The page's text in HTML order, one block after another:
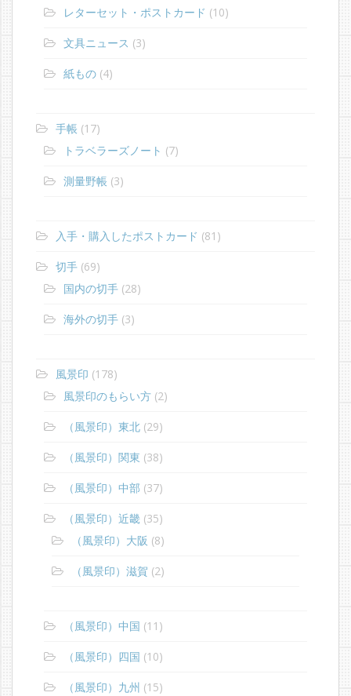
レターセット・ポストカード (10)
文具ニュース (3)
紙もの (4)
手帳 (17)
トラベラーズノート (7)
測量野帳 (3)
入手・購入したポストカード (81)
切手 (69)
国内の切手 (28)
海外の切手 (3)
風景印 (178)
風景印のもらい方 (2)
（風景印）東北 (29)
（風景印）関東 (38)
（風景印）中部 (37)
（風景印）近畿 (35)
（風景印）大阪 (8)
（風景印）滋賀 (2)
（風景印）中国 (11)
（風景印）四国 (10)
（風景印）九州 (15)